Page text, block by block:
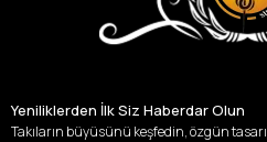
Yeniliklerden İlk Siz Haberdar Olun
Takıların büyüsünü keşfedin, özgün